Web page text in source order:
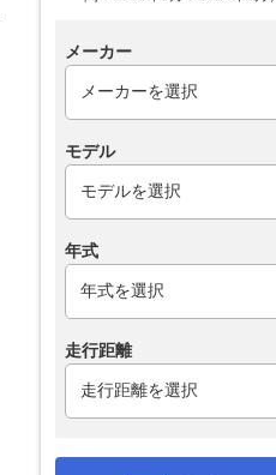
メーカー
モデル
年式
走行距離